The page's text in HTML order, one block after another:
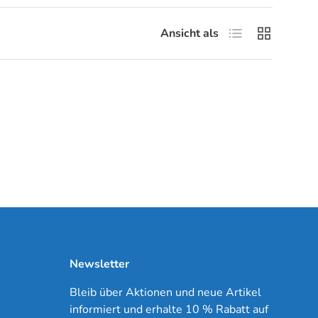
Ansicht als Produktliste
Newsletter
Bleib über Aktionen und neue Artikel
informiert und erhalte 10 % Rabatt auf